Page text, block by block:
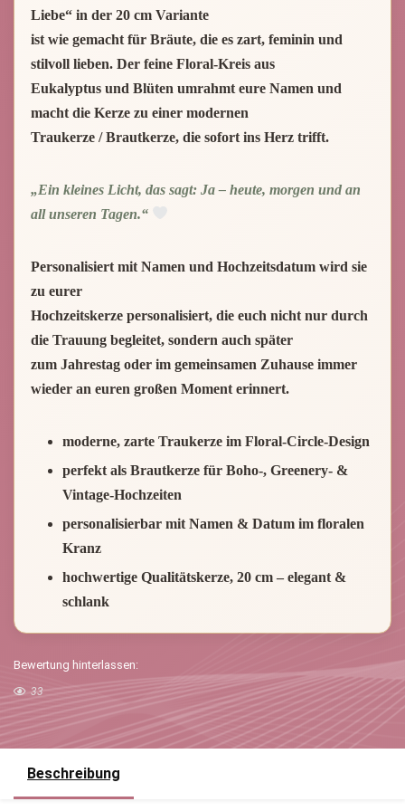
Liebe“ in der 20 cm Variante
ist wie gemacht für Bräute, die es zart, feminin und
stilvoll lieben. Der feine Floral-Kreis aus
Eukalyptus und Blüten umrahmt eure Namen und
macht die Kerze zu einer modernen
Traukerze / Brautkerze, die sofort ins Herz trifft.
„Ein kleines Licht, das sagt: Ja – heute, morgen und an
all unseren Tagen.“
Personalisiert mit Namen und Hochzeitsdatum wird sie
zu eurer
Hochzeitskerze personalisiert, die euch nicht nur durch
die Trauung begleitet, sondern auch später
zum Jahrestag oder im gemeinsamen Zuhause immer
wieder an euren großen Moment erinnert.
moderne, zarte Traukerze im Floral-Circle-Design
perfekt als Brautkerze für Boho-, Greenery- &
Vintage-Hochzeiten
personalisierbar mit Namen & Datum im floralen
Kranz
hochwertige Qualitätskerze, 20 cm – elegant &
schlank
Bewertung hinterlassen:
33
Beschreibung